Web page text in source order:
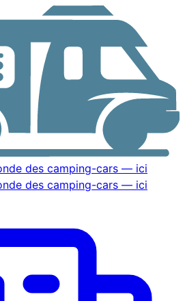
des camping-cars — ici
des camping-cars — ici